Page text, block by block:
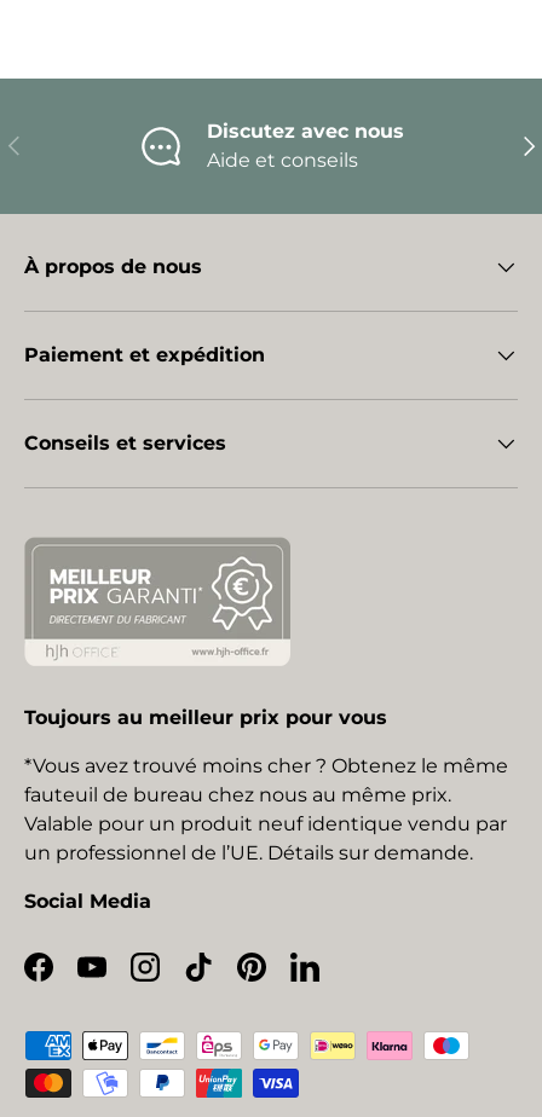
Précédent
Discutez avec nous
Aide et conseils
À propos de nous
Paiement et expédition
Conseils et services
Toujours au meilleur prix pour vous
*Vous avez trouvé moins cher ? Obtenez le même
fauteuil de bureau chez nous au même prix.
Valable pour un produit neuf identique vendu par
un professionnel de l’UE. Détails sur demande.
Social Media
Facebook
YouTubeInstagram
TikTokPinterestLinkedIn
Moyens de paiement acceptés